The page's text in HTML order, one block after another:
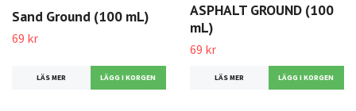
Sand Ground (100 mL)
69 kr
LÄS MER
ASPHALT GROUND (100
mL)
69 kr
LÄS MER